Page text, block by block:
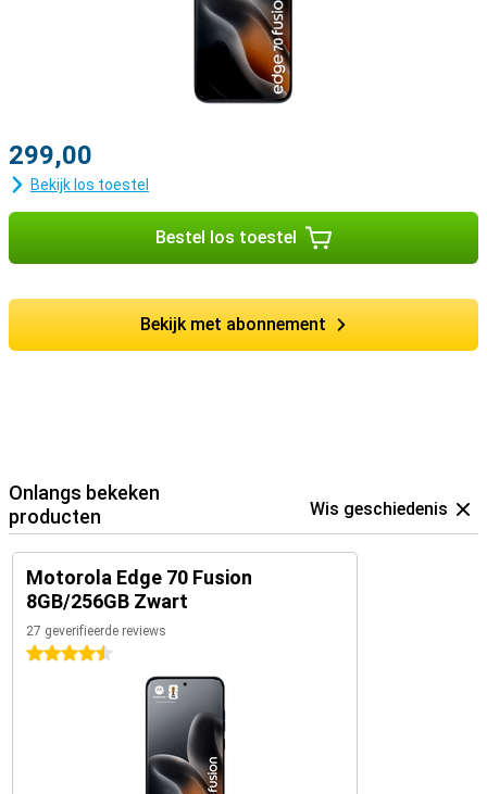
299,00
Bekijk los toestel
Bestel los toestel
Bekijk met abonnement
Onlangs bekeken
producten
Wis geschiedenis
Motorola Edge 70 Fusion
8GB/256GB Zwart
27 geverifieerde reviews
4.5 sterren